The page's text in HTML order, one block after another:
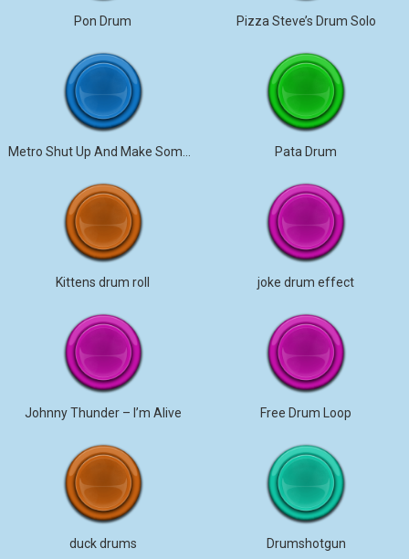
Pon Drum Pizza Steve’s Drum Solo
Pata Drum
Kittens drum roll joke drum effect
Johnny Thunder – I’m Alive Free Drum Loop
duck drums Drumshotgun